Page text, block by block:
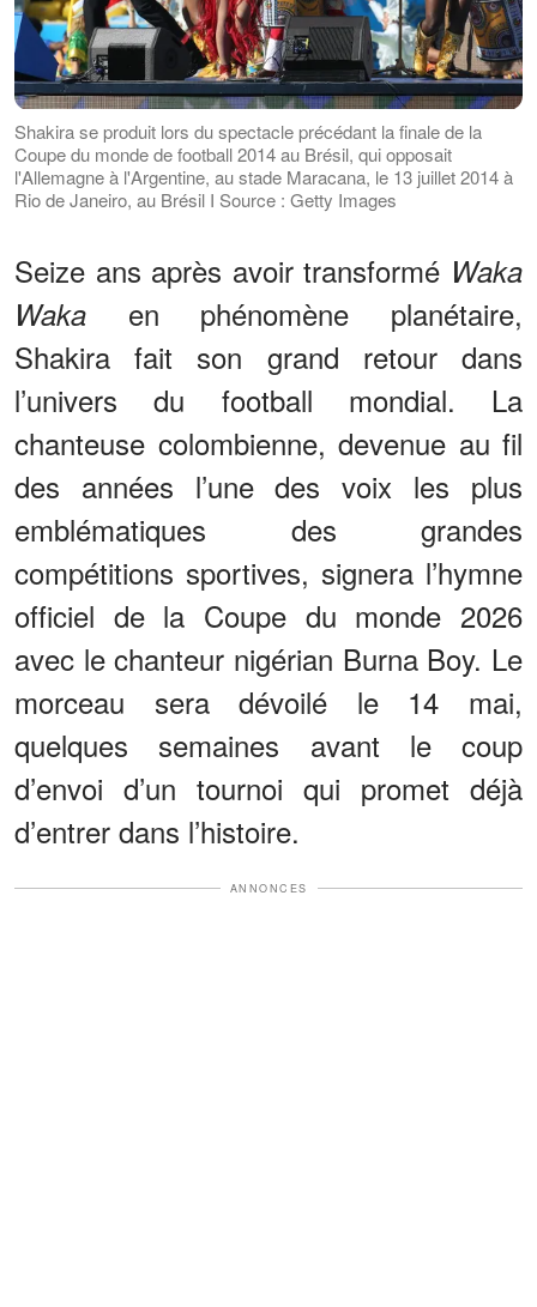
Shakira se produit lors du spectacle précédant la finale de la
Coupe du monde de football 2014 au Brésil, qui opposait
l'Allemagne à l'Argentine, au stade Maracana, le 13 juillet 2014 à
Rio de Janeiro, au Brésil I Source : Getty Images
Seize ans après avoir transformé Waka
Waka en phénomène planétaire,
Shakira fait son grand retour dans
l’univers du football mondial. La
chanteuse colombienne, devenue au fil
des années l’une des voix les plus
emblématiques des grandes
compétitions sportives, signera l’hymne
officiel de la Coupe du monde 2026
avec le chanteur nigérian Burna Boy. Le
morceau sera dévoilé le 14 mai,
quelques semaines avant le coup
d’envoi d’un tournoi qui promet déjà
d’entrer dans l’histoire.
ANNONCES